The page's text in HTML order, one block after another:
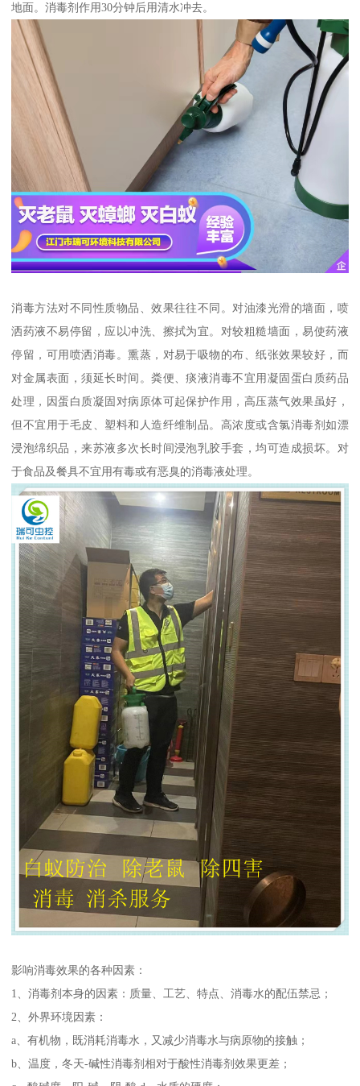
地面。消毒剂作用30分钟后用清水冲去。
消毒方法对不同性质物品、效果往往不同。对油漆光滑的墙面，喷
洒药液不易停留，应以冲洗、擦拭为宜。对较粗糙墙面，易使药液
停留，可用喷洒消毒。熏蒸，对易于吸物的布、纸张效果较好，而
对金属表面，须延长时间。粪便、痰液消毒不宜用凝固蛋白质药品
处理，因蛋白质凝固对病原体可起保护作用，高压蒸气效果虽好，
但不宜用于毛皮、塑料和人造纤维制品。高浓度或含氯消毒剂如漂
浸泡绵织品，来苏液多次长时间浸泡乳胶手套，均可造成损坏。对
于食品及餐具不宜用有毒或有恶臭的消毒液处理。
影响消毒效果的各种因素：
1、消毒剂本身的因素：质量、工艺、特点、消毒水的配伍禁忌；
2、外界环境因素：
a、有机物，既消耗消毒水，又减少消毒水与病原物的接触；
b、温度，冬天-碱性消毒剂相对于酸性消毒剂效果更差；